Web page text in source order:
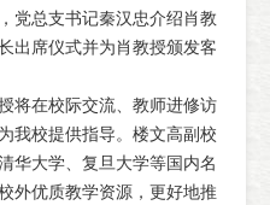
党总支书记秦汉忠介绍肖教
出席仪式并为肖教授颁发客
在校际交流、教师进修访
我校提供指导。楼文高副校
华大学、复旦大学等国内名
外优质教学资源，更好地推